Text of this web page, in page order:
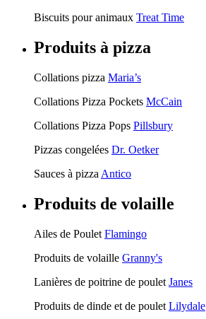
Biscuits pour animaux Treat Time
Produits à pizza
Collations pizza Maria’s
Collations Pizza Pockets McCain
Collations Pizza Pops Pillsbury
Pizzas congelées Dr. Oetker
Sauces à pizza Antico
Produits de volaille
Ailes de Poulet Flamingo
Produits de volaille Granny's
Lanières de poitrine de poulet Janes
Produits de dinde et de poulet Lilydale